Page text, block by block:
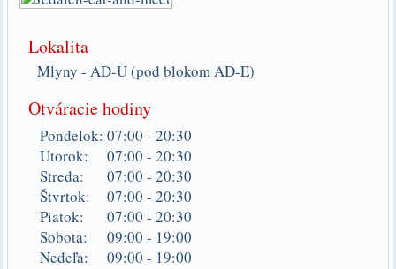
Lokalita
Mlyny - AD-U (pod blokom AD-E)
Otváracie hodiny
Pondelok: 07:00 - 20:30
Utorok:
07:00 - 20:30
Streda:
07:00 - 20:30
Štvrtok:
07:00 - 20:30
Piatok:
07:00 - 20:30
Sobota:
09:00 - 19:00
Nedeľa:
09:00 - 19:00